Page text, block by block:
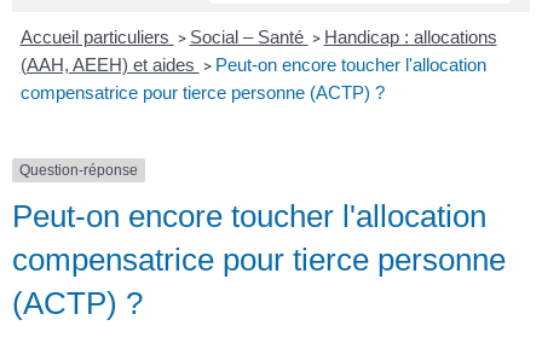
Accueil particuliers > Social – Santé > Handicap : allocations
(AAH, AEEH) et aides > Peut-on encore toucher l'allocation
compensatrice pour tierce personne (ACTP) ?
Question-réponse
Peut-on encore toucher l'allocation
compensatrice pour tierce personne
(ACTP) ?